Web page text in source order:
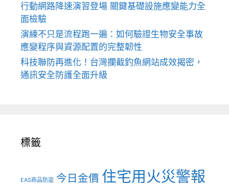
行動網路降速演習登場 關鍵基礎設施應變能力全
面檢驗
演練不只是流程跑一遍：如何驗證生物安全事故
應變程序與資源配置的完整韌性
科技聯防再進化！台灣攔截釣魚網站成效揭密，
通訊安全防護全面升級
標籤
EAS商品防盜 今日金價 住宅用火災警報